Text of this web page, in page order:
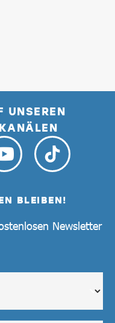
UNSEREN
BLEIBEN!
Newsletter